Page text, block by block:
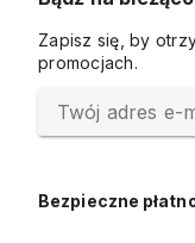
Zapisz się, by
promocjach.
Twój adres e-
Bezpieczne